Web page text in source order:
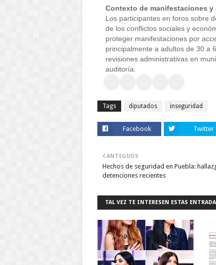
Contexto de manifestaciones y
Los participantes en foros sobre
de los conflictos sociales y
proteger manifestaciones por
principalmente a adultos de 30 a
revisiones administrativas en
auditoría.
Tags diputados inseguridad
Facebook Twitter
ANTIGUOS
Hechos de seguridad en Puebla:
detenciones recientes
TAL VEZ TE INTERESEN ESTAS